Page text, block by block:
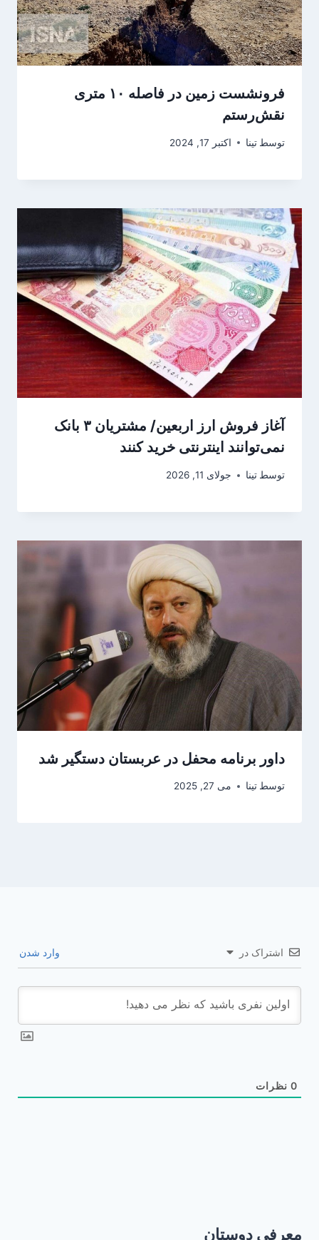
فرونشست‌ زمین در فاصله ۱۰ متری
نقش‌رستم
توسط تینا اکتبر 17, 2024
آغاز فروش ارز اربعین/ مشتریان ۳ بانک
نمی‌توانند اینترنتی خرید کنند
توسط تینا جولای 11, 2026
داور برنامه محفل در عربستان دستگیر شد
توسط تینا می 27, 2025
اشتراک در وارد شدن
0 نظرات
معرفی دوستان